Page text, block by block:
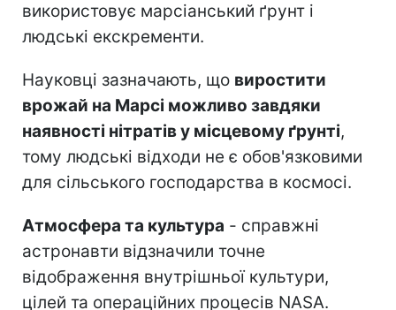
використовує марсіанський ґрунт і
людські екскременти.
Науковці зазначають, що виростити
врожай на Марсі можливо завдяки
наявності нітратів у місцевому ґрунті,
тому людські відходи не є обов'язковими
для сільського господарства в космосі.
Атмосфера та культура - справжні
астронавти відзначили точне
відображення внутрішньої культури,
цілей та операційних процесів NASA.